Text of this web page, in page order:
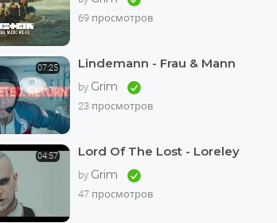
69 просмотров
07:25 Lindemann - Frau & Mann
by Grim
23 просмотров
04:57 Lord Of The Lost - Loreley
by Grim
47 просмотров